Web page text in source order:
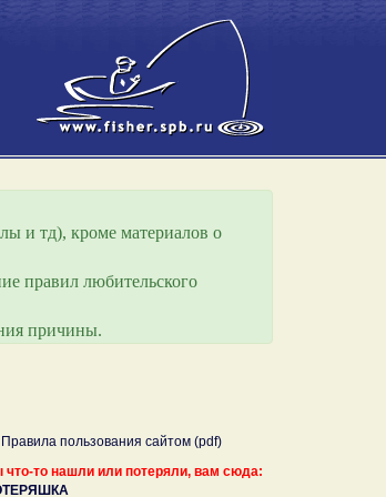
и тд), кроме материалов о
правил любительского
причины.
пользования сайтом (pdf)
что-то нашли или потеряли, вам сюда: